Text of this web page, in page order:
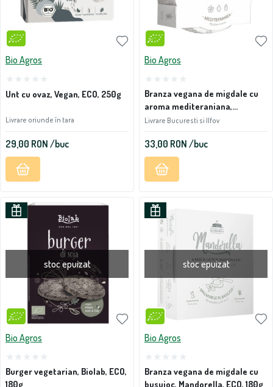
Bio Agros
Unt cu ovaz, Vegan, ECO, 250g
Livrare oriunde în tara
29,00 RON /buc
Bio Agros
Branza vegana de migdale cu
aroma mediteraniana,
Mandorella, ECO, 200g
Livrare Bucuresti si Ilfov
33,00 RON /buc
stoc epuizat
Bio Agros
Burger vegetarian, Biolab, ECO,
180g
stoc epuizat
Bio Agros
Branza vegana de migdale cu
busuioc, Mandorella, ECO, 180g